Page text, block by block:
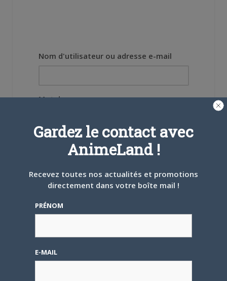
Nom d'utilisateur ou adresse e-mail
Mot de passe
Gardez le contact avec
AnimeLand !
Recevez toutes nos actualités et promotions
directement dans votre boîte mail !
PRÉNOM
E-MAIL